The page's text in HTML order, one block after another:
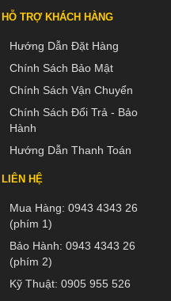
HỖ TRỢ KHÁCH HÀNG
Hướng Dẫn Đặt Hàng
Chính Sách Bảo Mật
Chính Sách Vận Chuyển
Chính Sách Đổi Trả - Bảo
Hành
Hướng Dẫn Thanh Toán
LIÊN HỆ
Mua Hàng: 0943 4343 26
(phím 1)
Bảo Hành: 0943 4343 26
(phím 2)
Kỹ Thuật: 0905 955 526